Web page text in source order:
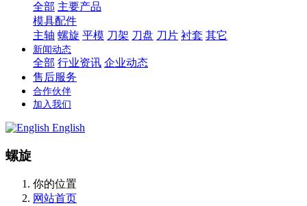
全部 主要产品
模具配件
主轴 螺旋 平模 刀架 刀盘 刀片 衬套 其它
新闻动态
全部 行业资讯 企业动态
售后服务
合作伙伴
加入我们
English
螺旋
你的位置
网站首页